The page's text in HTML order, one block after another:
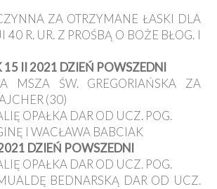
ZA OTRZYMANE ŁASKI DLA
R. UR. Z PROŚBĄ O BOŻE BŁOG. I
15 II 2021 DZIEŃ POWSZEDNI
MSZA ŚW. GREGORIAŃSKA ZA
(30)
OPAŁKA DAR OD UCZ. POG.
I WACŁAWA BABCIAK
DZIEŃ POWSZEDNI
OPAŁKA DAR OD UCZ. POG.
BEDNARSKĄ DAR OD UCZ.